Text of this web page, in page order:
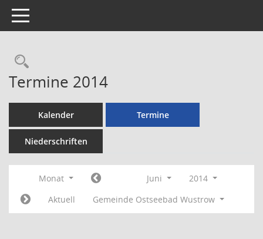
Toggle navigation
Rechercheauswahl
Termine 2014
Kalender Termine
Niederschriften
Monat Juni
2014
Aktuell
Gemeinde Ostseebad Wustrow